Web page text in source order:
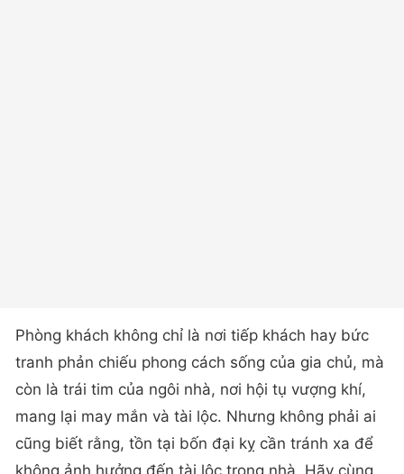
Phòng khách không chỉ là nơi tiếp khách hay bức
tranh phản chiếu phong cách sống của gia chủ, mà
còn là trái tim của ngôi nhà, nơi hội tụ vượng khí,
mang lại may mắn và tài lộc. Nhưng không phải ai
cũng biết rằng, tồn tại bốn đại kỵ cần tránh xa để
không ảnh hưởng đến tài lộc trong nhà. Hãy cùng